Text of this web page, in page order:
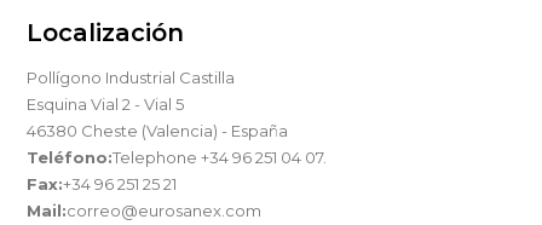
Localización
Pollígono Industrial Castilla
Esquina Vial 2 - Vial 5
46380 Cheste (Valencia) - España
Teléfono:Telephone +34 96 251 04 07.
Fax:+34 96 251 25 21
Mail:correo@eurosanex.com